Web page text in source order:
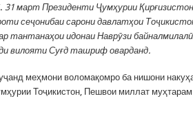
31 март Президенти Ҷумҳурии
сеҷонибаи сарони давлатҳои
тантанаҳои идонаи Наврӯзи байналмилалӣ
вилояти Суғд ташриф оварданд.
меҳмони воломақомро ба нишони
Тоҷикистон, Пешвои миллат